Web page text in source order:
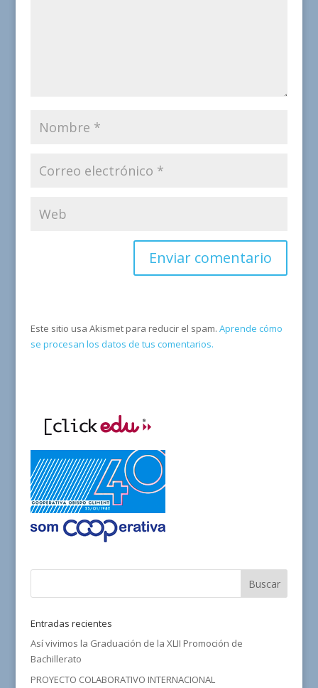
Este sitio usa Akismet para reducir el spam. Aprende cómo
se procesan los datos de tus comentarios.
Entradas recientes
Así vivimos la Graduación de la XLII Promoción de
Bachillerato
PROYECTO COLABORATIVO INTERNACIONAL